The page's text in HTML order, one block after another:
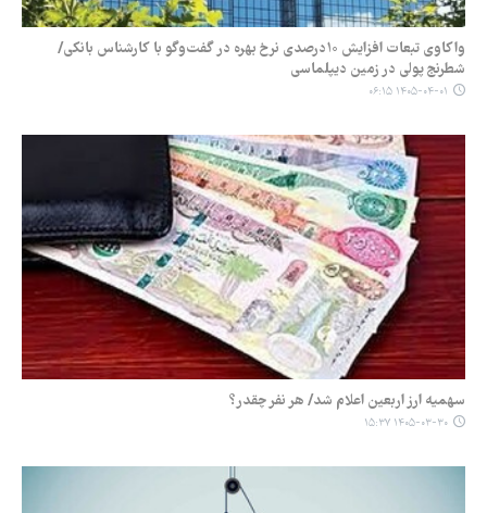
واکاوی تبعات افزایش ۱۰درصدی نرخ بهره در گفت‌وگو با کارشناس بانکی/
شطرنج پولی در زمین دیپلماسی
۱۴۰۵-۰۴-۰۱ ۰۶:۱۵
سهمیه ارز اربعین اعلام شد/ هر نفر چقدر؟
۱۴۰۵-۰۳-۳۰ ۱۵:۳۷